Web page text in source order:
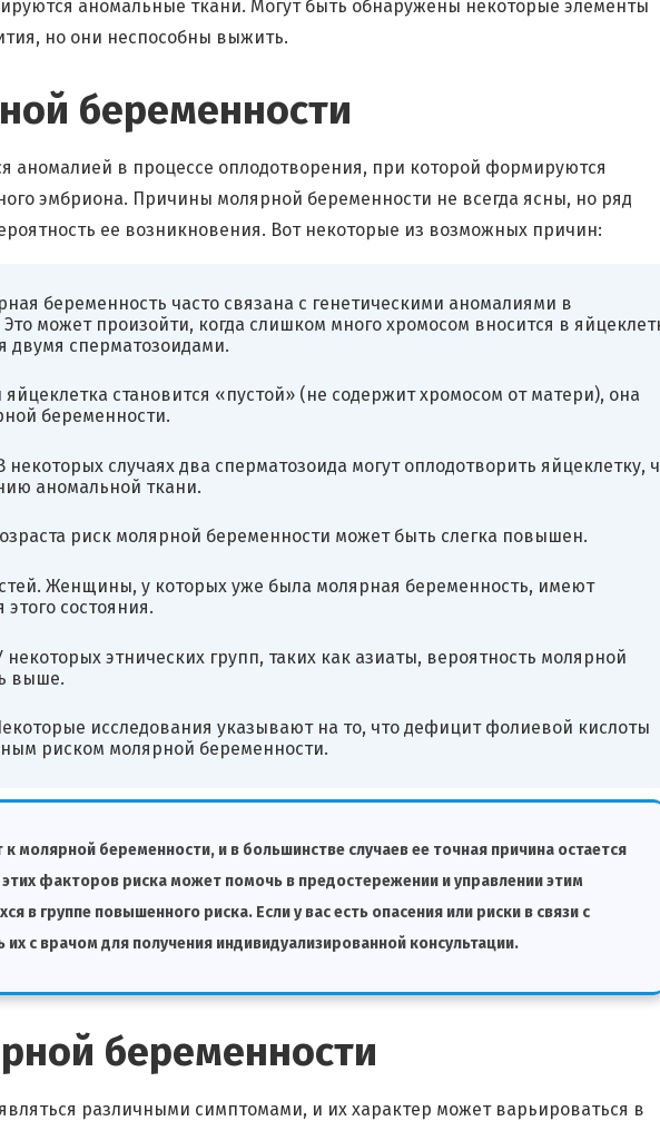
аномальные ткани. Могут быть обнаружены некоторые элементы
но они неспособны выжить.
беременности
аномалией в процессе оплодотворения, при которой формируются
эмбриона. Причины молярной беременности не всегда ясны, но ряд
ее возникновения. Вот некоторые из возможных причин:
беременность часто связана с генетическими аномалиями в
может произойти, когда слишком много хромосом вносится в
двумя сперматозоидами.
становится «пустой» (не содержит хромосом от матери), она
беременности.
случаях два сперматозоида могут оплодотворить яйцеклетку,
аномальной ткани.
риск молярной беременности может быть слегка повышен.
Женщины, у которых уже была молярная беременность, имеют
состояния.
этнических групп, таких как азиаты, вероятность молярной
выше.
исследования указывают на то, что дефицит фолиевой кислоты
риском молярной беременности.
молярной беременности, и в большинстве случаев ее точная причина остается
факторов риска может помочь в предостережении и управлении этим
в группе повышенного риска. Если у вас есть опасения или риски в связи с
с врачом для получения индивидуализированной консультации.
беременности
различными симптомами, и их характер может варьироваться в